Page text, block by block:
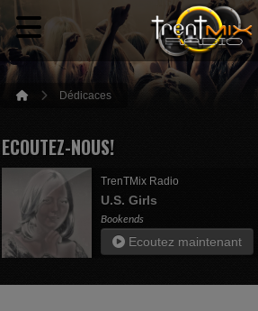
Dédicaces
ECOUTEZ-NOUS!
TrenTMix Radio
U.S. Girls
Bookends
Ecoutez maintenant